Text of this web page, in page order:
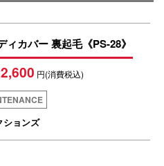
カバー 裏起毛《PS-28》
円(消費税込)
ションズ